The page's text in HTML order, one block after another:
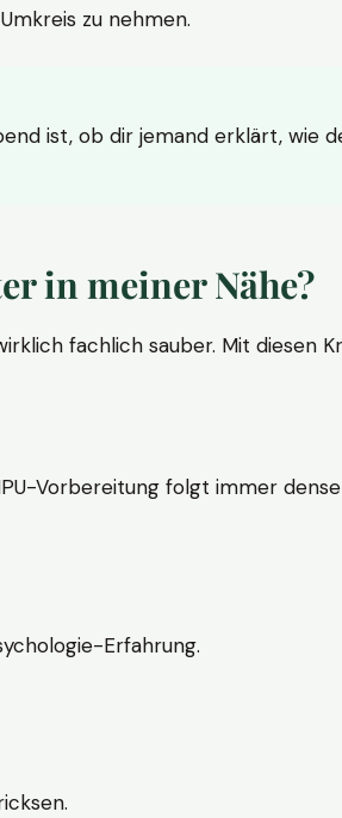
zu nehmen.
ist, ob dir jemand erklärt, wie
in meiner Nähe?
fachlich sauber. Mit diesen
Vorbereitung folgt immer
Erfahrung.